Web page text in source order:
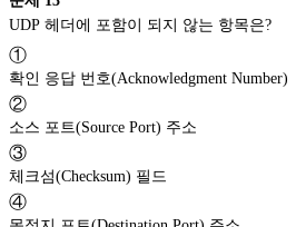
①
확인 응답 번호(Acknowledgment Number)
②
소스 포트(Source Port) 주소
③
체크섬(Checksum) 필드
④